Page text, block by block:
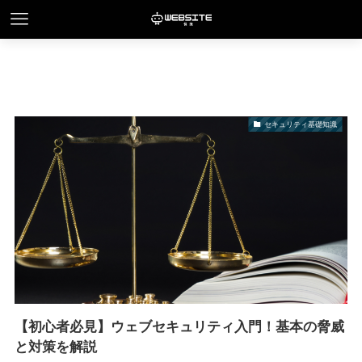
セキュリティ基礎知識
【初心者必見】ウェブセキュリティ入門！基本の脅威
と対策を解説